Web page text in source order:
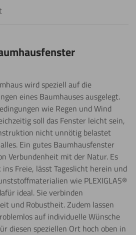
wird speziell auf die
eines Baumhauses ausgelegt.
wie Regen und Wind
soll das Fenster leicht sein,
nicht unnötig belastet
Ein gutes Baumhausfenster
Verbundenheit mit der Natur. Es
Freie, lässt Tageslicht herein und
wie PLEXIGLAS®
ideal. Sie verbinden
und Robustheit. Zudem lassen
auf individuelle Wünsche
diesen speziellen Ort hoch oben in